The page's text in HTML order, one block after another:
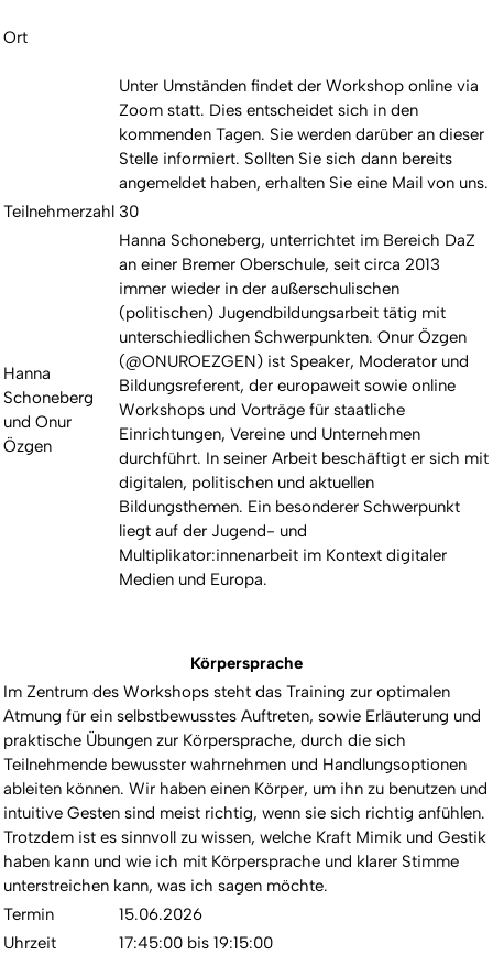
Ort
Unter Umständen findet der Workshop online via
Zoom statt. Dies entscheidet sich in den
kommenden Tagen. Sie werden darüber an dieser
Stelle informiert. Sollten Sie sich dann bereits
angemeldet haben, erhalten Sie eine Mail von uns.
Teilnehmerzahl 30
Hanna
Schoneberg
und Onur
Özgen
Hanna Schoneberg, unterrichtet im Bereich DaZ
an einer Bremer Oberschule, seit circa 2013
immer wieder in der außerschulischen
(politischen) Jugendbildungsarbeit tätig mit
unterschiedlichen Schwerpunkten. Onur Özgen
(@ONUROEZGEN) ist Speaker, Moderator und
Bildungsreferent, der europaweit sowie online
Workshops und Vorträge für staatliche
Einrichtungen, Vereine und Unternehmen
durchführt. In seiner Arbeit beschäftigt er sich mit
digitalen, politischen und aktuellen
Bildungsthemen. Ein besonderer Schwerpunkt
liegt auf der Jugend- und
Multiplikator:innenarbeit im Kontext digitaler
Medien und Europa.
Körpersprache
Im Zentrum des Workshops steht das Training zur optimalen
Atmung für ein selbstbewusstes Auftreten, sowie Erläuterung und
praktische Übungen zur Körpersprache, durch die sich
Teilnehmende bewusster wahrnehmen und Handlungsoptionen
ableiten können. Wir haben einen Körper, um ihn zu benutzen und
intuitive Gesten sind meist richtig, wenn sie sich richtig anfühlen.
Trotzdem ist es sinnvoll zu wissen, welche Kraft Mimik und Gestik
haben kann und wie ich mit Körpersprache und klarer Stimme
unterstreichen kann, was ich sagen möchte.
Termin
15.06.2026
Uhrzeit
17:45:00 bis 19:15:00